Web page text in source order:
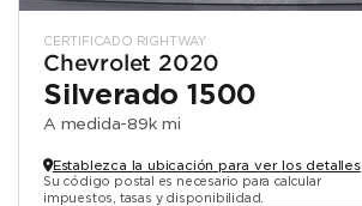
CERTIFICADO RIGHTWAY
Chevrolet 2020
Silverado 1500
A medida-89k mi
Establezca la ubicación para ver los detalles
Su código postal es necesario para calcular
impuestos, tasas y disponibilidad.